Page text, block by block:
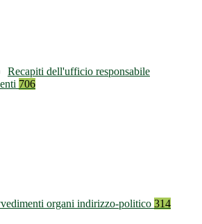
Recapiti dell'ufficio responsabile
706
organi indirizzo-politico 314